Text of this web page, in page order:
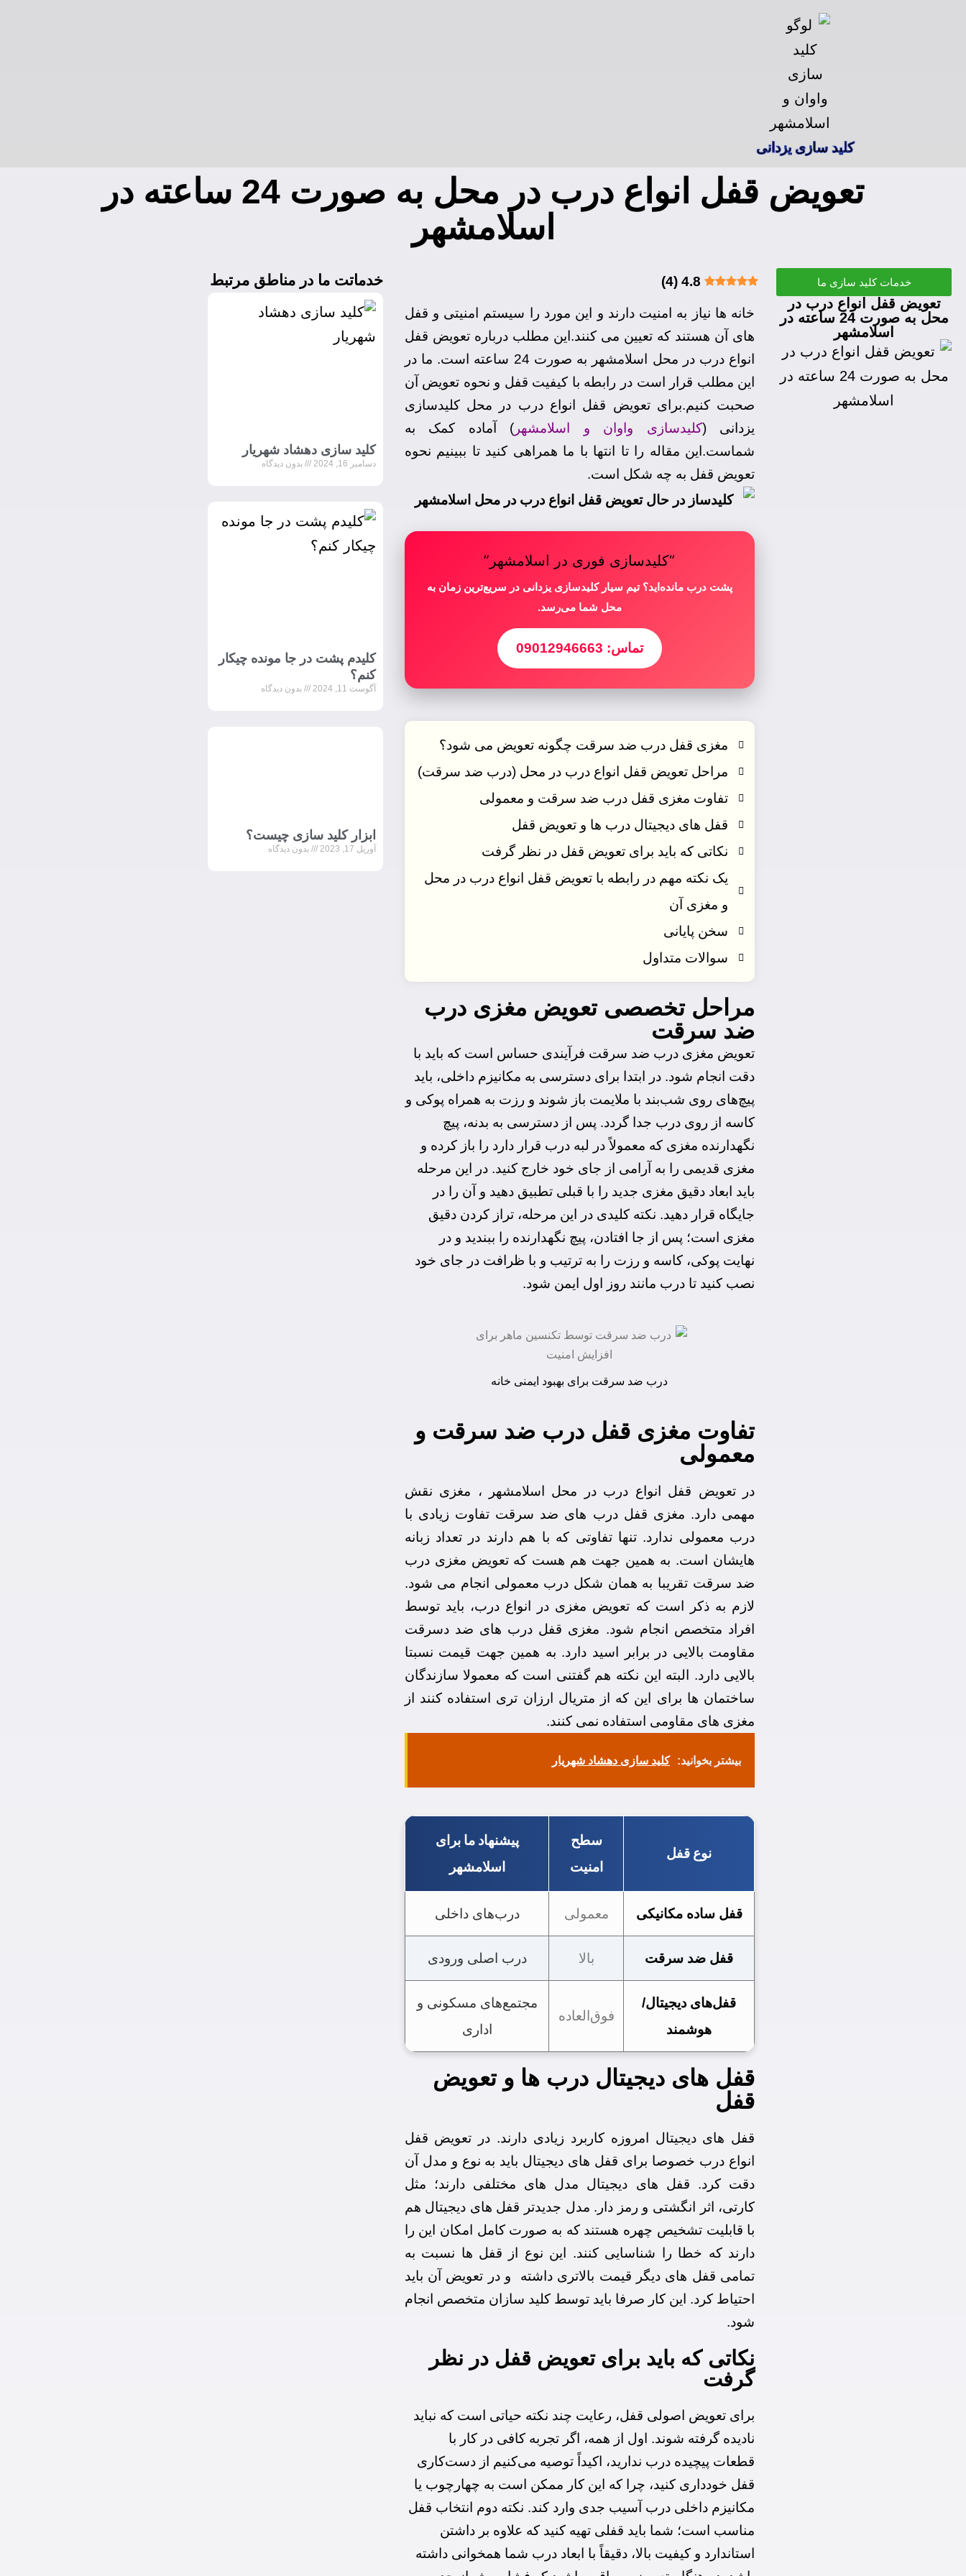
کلید سازی یزدانی
تعویض قفل انواع درب در محل به صورت 24 ساعته در
اسلامشهر
خدمات کلید سازی ما
تعویض قفل انواع درب در
محل به صورت 24 ساعته در
اسلامشهر
4.8
(
4
)
خانه ها نیاز به امنیت دارند و این مورد را سیستم امنیتی و قفل
های آن هستند که تعیین می کنند.این مطلب درباره تعویض قفل
انواع درب در محل اسلامشهر به صورت 24 ساعته است. ما در
این مطلب قرار است در رابطه با کیفیت قفل و نحوه تعویض آن
صحبت کنیم.برای تعویض قفل انواع درب در محل کلیدسازی
یزدانی (کلیدسازی واوان و اسلامشهر ) آماده کمک به
شماست.این مقاله را تا انتها با ما همراهی کنید تا ببینیم نحوه
تعویض قفل به چه شکل است.
“کلیدسازی فوری در اسلامشهر”
پشت درب مانده‌اید؟ تیم سیار کلیدسازی یزدانی در سریع‌ترین زمان به
محل شما می‌رسد.
تماس: 09012946663
مغزی قفل درب ضد سرقت چگونه تعویض می شود؟
مراحل تعویض قفل انواع درب در محل (درب ضد سرقت)
تفاوت مغزی قفل درب ضد سرقت و معمولی
قفل های دیجیتال درب ها و تعویض قفل
نکاتی که باید برای تعویض قفل در نظر گرفت
یک نکته مهم در رابطه با تعویض قفل انواع درب در محل
و مغزی آن
سخن پایانی
سوالات متداول
مراحل تخصصی تعویض مغزی درب
ضد سرقت
تعویض مغزی درب ضد سرقت فرآیندی حساس است که باید با
دقت انجام شود. در ابتدا برای دسترسی به مکانیزم داخلی، باید
پیچ‌های روی شب‌بند با ملایمت باز شوند و رزت به همراه پوکی و
کاسه از روی درب جدا گردد. پس از دسترسی به بدنه، پیچ
نگهدارنده مغزی که معمولاً در لبه درب قرار دارد را باز کرده و
مغزی قدیمی را به آرامی از جای خود خارج کنید. در این مرحله
باید ابعاد دقیق مغزی جدید را با قبلی تطبیق دهید و آن را در
جایگاه قرار دهید. نکته کلیدی در این مرحله، تراز کردن دقیق
مغزی است؛ پس از جا افتادن، پیچ نگهدارنده را ببندید و در
نهایت پوکی، کاسه و رزت را به ترتیب و با ظرافت در جای خود
نصب کنید تا درب مانند روز اول ایمن شود.
درب ضد سرقت برای بهبود ایمنی خانه
تفاوت مغزی قفل درب ضد سرقت و
معمولی
در تعویض قفل انواع درب در محل اسلامشهر
، مغزی نقش
مهمی دارد. مغزی قفل درب های ضد سرقت تفاوت زیادی با
درب معمولی ندارد. تنها تفاوتی که با هم دارند در تعداد زبانه
هایشان است. به همین جهت هم هست که تعویض مغزی درب
ضد سرقت تقریبا به همان شکل درب معمولی انجام می شود.
لازم به ذکر است که تعویض مغزی در انواع درب، باید توسط
افراد متخصص انجام شود. مغزی قفل درب های ضد دسرقت
مقاومت بالایی در برابر اسید دارد. به همین جهت قیمت نسبتا
بالایی دارد. البته این نکته هم گفتنی است که معمولا سازندگان
ساختمان ها برای این که از متریال ارزان تری استفاده کنند از
مغزی های مقاومی استفاده نمی کنند.
بیشتر بخوانید: کلید سازی دهشاد شهریار
نوع قفل
سطح
امنیت
پیشنهاد ما برای
اسلامشهر
قفل ساده مکانیکی معمولی درب‌های داخلی
قفل ضد سرقت بالا درب اصلی ورودی
قفل‌های دیجیتال/
هوشمند
فوق‌العاده
مجتمع‌های مسکونی و
اداری
قفل های دیجیتال درب ها و تعویض
قفل
قفل های دیجیتال امروزه کاربرد زیادی دارند. در تعویض قفل
انواع درب خصوصا برای قفل های دیجیتال باید به نوع و مدل آن
دقت کرد. قفل های دیجیتال مدل های مختلفی دارند؛ مثل
کارتی، اثر انگشتی و رمز دار. مدل جدیدتر قفل های دیجیتال هم
با قابلیت تشخیص چهره هستند که به صورت کامل امکان این را
دارند که خطا را شناسایی کنند. این نوع از قفل ها نسبت به
تمامی قفل های دیگر قیمت بالاتری داشته و در تعویض آن باید
احتیاط کرد. این کار صرفا باید توسط کلید سازان متخصص انجام
شود.
نکاتی که باید برای تعویض قفل در نظر
گرفت
برای تعویض اصولی قفل، رعایت چند نکته حیاتی است که نباید
نادیده گرفته شوند. اول از همه، اگر تجربه کافی در کار با
قطعات پیچیده درب ندارید، اکیداً توصیه می‌کنیم از دست‌کاری
قفل خودداری کنید، چرا که این کار ممکن است به چهارچوب یا
مکانیزم داخلی درب آسیب جدی وارد کند. نکته دوم انتخاب قفل
مناسب است؛ شما باید قفلی تهیه کنید که علاوه بر داشتن
استاندارد و کیفیت بالا، دقیقاً با ابعاد درب شما همخوانی داشته
خدماتت ما در مناطق مرتبط
کلید سازی دهشاد شهریار
دسامبر 16, 2024 بدون دیدگاه
کلیدم پشت در جا مونده چیکار
کنم؟
آگوست 11, 2024 بدون دیدگاه
ابزار کلید سازی چیست؟
آوریل 17, 2023 بدون دیدگاه